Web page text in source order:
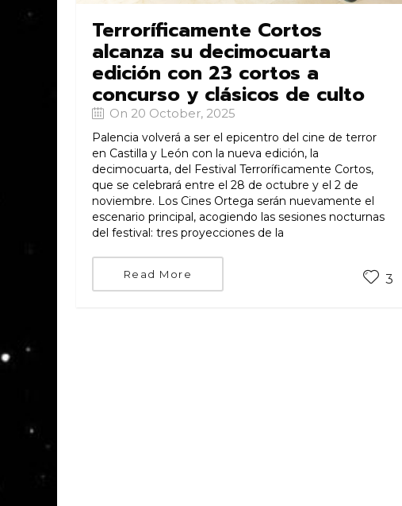
Terroríficamente Cortos
alcanza su decimocuarta
edición con 23 cortos a
concurso y clásicos de culto
On 20 October, 2025
Palencia volverá a ser el epicentro del cine de terror
en Castilla y León con la nueva edición, la
decimocuarta, del Festival Terroríficamente Cortos,
que se celebrará entre el 28 de octubre y el 2 de
noviembre. Los Cines Ortega serán nuevamente el
escenario principal, acogiendo las sesiones nocturnas
del festival: tres proyecciones de la
Read More 3